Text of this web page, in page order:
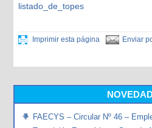
listado_de_topes
Imprimir esta página Enviar
FAECYS – Circular Nº 46 –